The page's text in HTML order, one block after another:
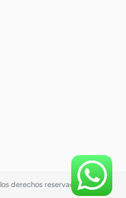
derechos reservados.